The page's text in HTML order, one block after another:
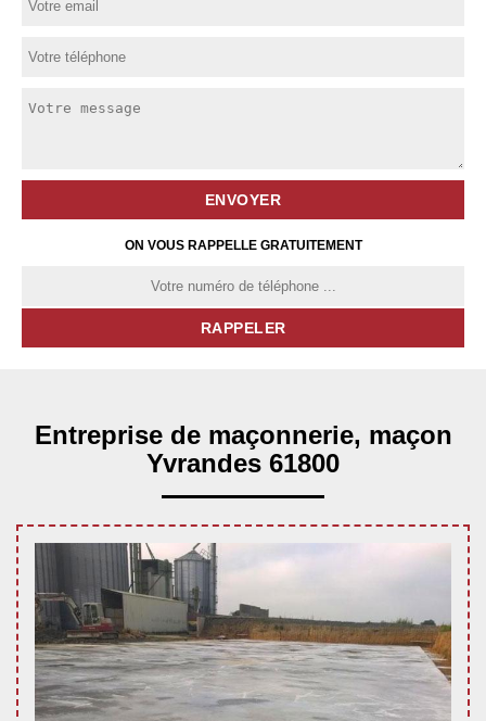
ON VOUS RAPPELLE GRATUITEMENT
Entreprise de maçonnerie, maçon
Yvrandes 61800